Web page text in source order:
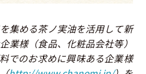
集める茶ノ実油を活用して新
業様（食品、化粧品会社等）
でのお求めに興味ある企業様